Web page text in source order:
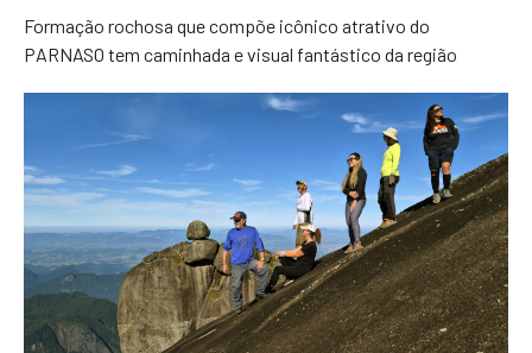
Formação rochosa que compõe icônico atrativo do
PARNASO tem caminhada e visual fantástico da região